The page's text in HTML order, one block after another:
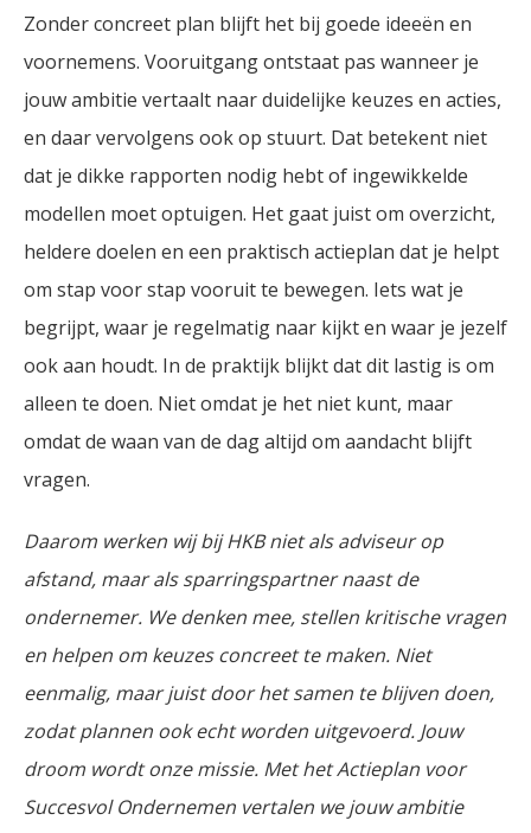
Zonder concreet plan blijft het bij goede ideeën en
voornemens. Vooruitgang ontstaat pas wanneer je
jouw ambitie vertaalt naar duidelijke keuzes en acties,
en daar vervolgens ook op stuurt. Dat betekent niet
dat je dikke rapporten nodig hebt of ingewikkelde
modellen moet optuigen. Het gaat juist om overzicht,
heldere doelen en een praktisch actieplan dat je helpt
om stap voor stap vooruit te bewegen. Iets wat je
begrijpt, waar je regelmatig naar kijkt en waar je jezelf
ook aan houdt. In de praktijk blijkt dat dit lastig is om
alleen te doen. Niet omdat je het niet kunt, maar
omdat de waan van de dag altijd om aandacht blijft
vragen.
Daarom werken wij bij HKB niet als adviseur op
afstand, maar als sparringspartner naast de
ondernemer. We denken mee, stellen kritische vragen
en helpen om keuzes concreet te maken. Niet
eenmalig, maar juist door het samen te blijven doen,
zodat plannen ook echt worden uitgevoerd. Jouw
droom wordt onze missie. Met het Actieplan voor
Succesvol Ondernemen vertalen we jouw ambitie